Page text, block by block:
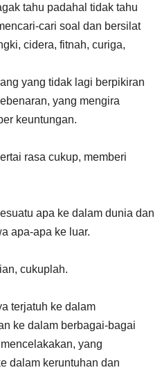
tahu padahal tidak tahu
cari soal dan bersilat
cidera, fitnah, curiga,
yang tidak lagi berpikiran
yang mengira
keuntungan.
rasa cukup, memberi
apa ke dalam dunia dan
apa-apa ke luar.
cukuplah.
terjatuh ke dalam
ke dalam berbagai-bagai
yang
dalam keruntuhan dan